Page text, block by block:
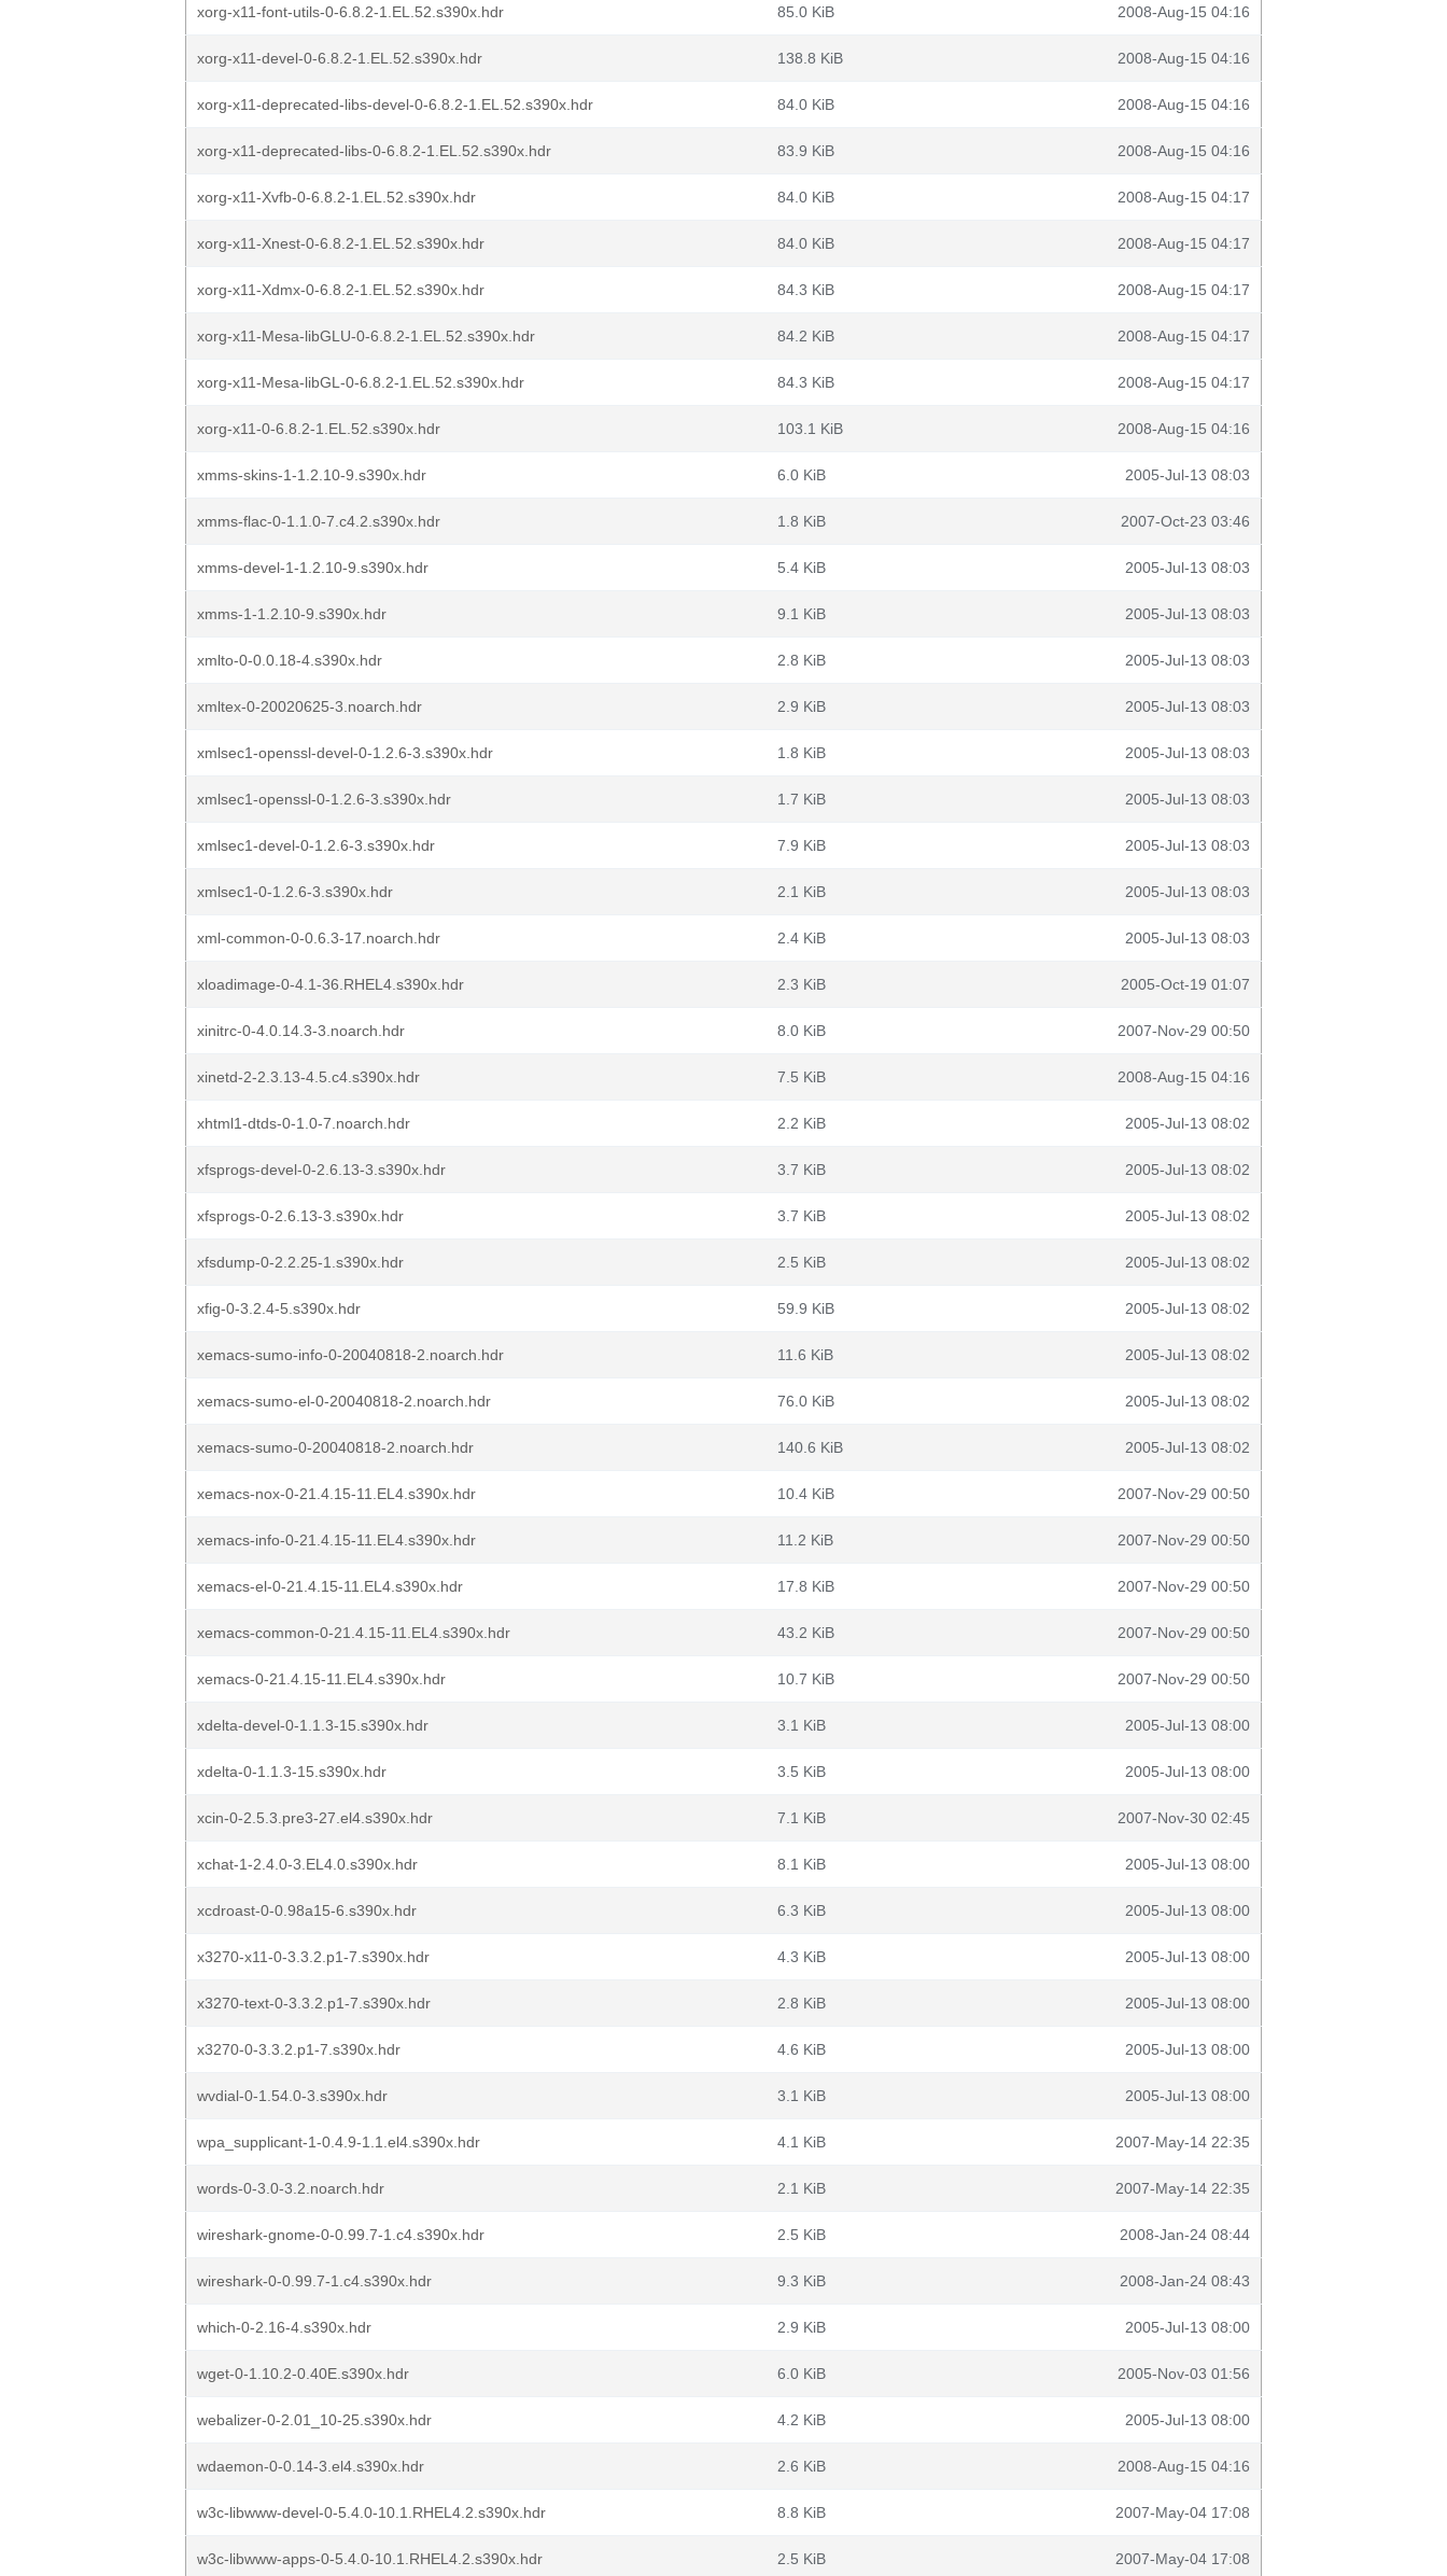
xorg-x11-font-utils-0-6.8.2-1.EL.52.s390x.hdr 85.0 KiB 2008-Aug-15 04:16
xorg-x11-devel-0-6.8.2-1.EL.52.s390x.hdr 138.8 KiB 2008-Aug-15 04:16
xorg-x11-deprecated-libs-devel-0-6.8.2-1.EL.52.s390x.hdr 84.0 KiB 2008-Aug-15 04:16
xorg-x11-deprecated-libs-0-6.8.2-1.EL.52.s390x.hdr 83.9 KiB 2008-Aug-15 04:16
xorg-x11-Xvfb-0-6.8.2-1.EL.52.s390x.hdr 84.0 KiB 2008-Aug-15 04:17
xorg-x11-Xnest-0-6.8.2-1.EL.52.s390x.hdr 84.0 KiB 2008-Aug-15 04:17
xorg-x11-Xdmx-0-6.8.2-1.EL.52.s390x.hdr 84.3 KiB 2008-Aug-15 04:17
xorg-x11-Mesa-libGLU-0-6.8.2-1.EL.52.s390x.hdr 84.2 KiB 2008-Aug-15 04:17
xorg-x11-Mesa-libGL-0-6.8.2-1.EL.52.s390x.hdr 84.3 KiB 2008-Aug-15 04:17
xorg-x11-0-6.8.2-1.EL.52.s390x.hdr 103.1 KiB 2008-Aug-15 04:16
xmms-skins-1-1.2.10-9.s390x.hdr 6.0 KiB 2005-Jul-13 08:03
xmms-flac-0-1.1.0-7.c4.2.s390x.hdr 1.8 KiB 2007-Oct-23 03:46
xmms-devel-1-1.2.10-9.s390x.hdr 5.4 KiB 2005-Jul-13 08:03
xmms-1-1.2.10-9.s390x.hdr 9.1 KiB 2005-Jul-13 08:03
xmlto-0-0.0.18-4.s390x.hdr 2.8 KiB 2005-Jul-13 08:03
xmltex-0-20020625-3.noarch.hdr 2.9 KiB 2005-Jul-13 08:03
xmlsec1-openssl-devel-0-1.2.6-3.s390x.hdr 1.8 KiB 2005-Jul-13 08:03
xmlsec1-openssl-0-1.2.6-3.s390x.hdr 1.7 KiB 2005-Jul-13 08:03
xmlsec1-devel-0-1.2.6-3.s390x.hdr 7.9 KiB 2005-Jul-13 08:03
xmlsec1-0-1.2.6-3.s390x.hdr 2.1 KiB 2005-Jul-13 08:03
xml-common-0-0.6.3-17.noarch.hdr 2.4 KiB 2005-Jul-13 08:03
xloadimage-0-4.1-36.RHEL4.s390x.hdr 2.3 KiB 2005-Oct-19 01:07
xinitrc-0-4.0.14.3-3.noarch.hdr 8.0 KiB 2007-Nov-29 00:50
xinetd-2-2.3.13-4.5.c4.s390x.hdr 7.5 KiB 2008-Aug-15 04:16
xhtml1-dtds-0-1.0-7.noarch.hdr 2.2 KiB 2005-Jul-13 08:02
xfsprogs-devel-0-2.6.13-3.s390x.hdr 3.7 KiB 2005-Jul-13 08:02
xfsprogs-0-2.6.13-3.s390x.hdr 3.7 KiB 2005-Jul-13 08:02
xfsdump-0-2.2.25-1.s390x.hdr 2.5 KiB 2005-Jul-13 08:02
xfig-0-3.2.4-5.s390x.hdr 59.9 KiB 2005-Jul-13 08:02
xemacs-sumo-info-0-20040818-2.noarch.hdr 11.6 KiB 2005-Jul-13 08:02
xemacs-sumo-el-0-20040818-2.noarch.hdr 76.0 KiB 2005-Jul-13 08:02
xemacs-sumo-0-20040818-2.noarch.hdr 140.6 KiB 2005-Jul-13 08:02
xemacs-nox-0-21.4.15-11.EL4.s390x.hdr 10.4 KiB 2007-Nov-29 00:50
xemacs-info-0-21.4.15-11.EL4.s390x.hdr 11.2 KiB 2007-Nov-29 00:50
xemacs-el-0-21.4.15-11.EL4.s390x.hdr 17.8 KiB 2007-Nov-29 00:50
xemacs-common-0-21.4.15-11.EL4.s390x.hdr 43.2 KiB 2007-Nov-29 00:50
xemacs-0-21.4.15-11.EL4.s390x.hdr 10.7 KiB 2007-Nov-29 00:50
xdelta-devel-0-1.1.3-15.s390x.hdr 3.1 KiB 2005-Jul-13 08:00
xdelta-0-1.1.3-15.s390x.hdr 3.5 KiB 2005-Jul-13 08:00
xcin-0-2.5.3.pre3-27.el4.s390x.hdr 7.1 KiB 2007-Nov-30 02:45
xchat-1-2.4.0-3.EL4.0.s390x.hdr 8.1 KiB 2005-Jul-13 08:00
xcdroast-0-0.98a15-6.s390x.hdr 6.3 KiB 2005-Jul-13 08:00
x3270-x11-0-3.3.2.p1-7.s390x.hdr 4.3 KiB 2005-Jul-13 08:00
x3270-text-0-3.3.2.p1-7.s390x.hdr 2.8 KiB 2005-Jul-13 08:00
x3270-0-3.3.2.p1-7.s390x.hdr 4.6 KiB 2005-Jul-13 08:00
wvdial-0-1.54.0-3.s390x.hdr 3.1 KiB 2005-Jul-13 08:00
wpa_supplicant-1-0.4.9-1.1.el4.s390x.hdr 4.1 KiB 2007-May-14 22:35
words-0-3.0-3.2.noarch.hdr 2.1 KiB 2007-May-14 22:35
wireshark-gnome-0-0.99.7-1.c4.s390x.hdr 2.5 KiB 2008-Jan-24 08:44
wireshark-0-0.99.7-1.c4.s390x.hdr 9.3 KiB 2008-Jan-24 08:43
which-0-2.16-4.s390x.hdr 2.9 KiB 2005-Jul-13 08:00
wget-0-1.10.2-0.40E.s390x.hdr 6.0 KiB 2005-Nov-03 01:56
webalizer-0-2.01_10-25.s390x.hdr 4.2 KiB 2005-Jul-13 08:00
wdaemon-0-0.14-3.el4.s390x.hdr 2.6 KiB 2008-Aug-15 04:16
w3c-libwww-devel-0-5.4.0-10.1.RHEL4.2.s390x.hdr 8.8 KiB 2007-May-04 17:08
w3c-libwww-apps-0-5.4.0-10.1.RHEL4.2.s390x.hdr 2.5 KiB 2007-May-04 17:08